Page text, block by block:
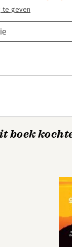
te geven
boek